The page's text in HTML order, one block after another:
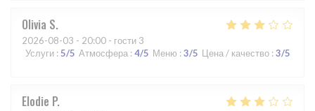
Olivia S
2026-08-03 - 20:00 - гости 3
Услуги : 5/5 Атмосфера : 4/5 Меню : 3/5 Цена / качество : 3/5
Elodie P